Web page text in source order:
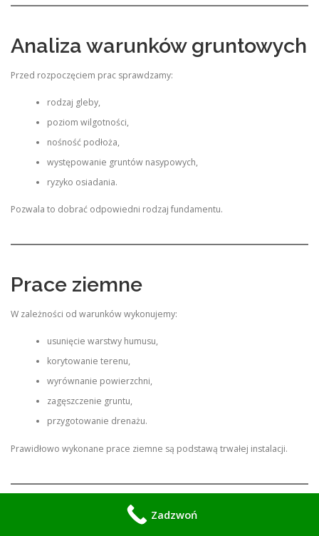
Analiza warunków gruntowych
Przed rozpoczęciem prac sprawdzamy:
rodzaj gleby,
poziom wilgotności,
nośność podłoża,
występowanie gruntów nasypowych,
ryzyko osiadania.
Pozwala to dobrać odpowiedni rodzaj fundamentu.
Prace ziemne
W zależności od warunków wykonujemy:
usunięcie warstwy humusu,
korytowanie terenu,
wyrównanie powierzchni,
zagęszczenie gruntu,
przygotowanie drenażu.
Prawidłowo wykonane prace ziemne są podstawą trwałej instalacji.
Dlaczego drenaż jest ważny?
Zadzwoń